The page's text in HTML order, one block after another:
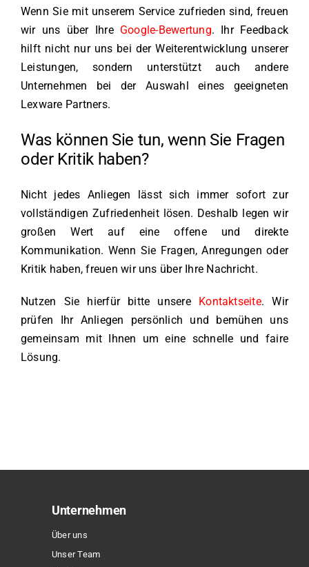
Wenn Sie mit unserem Service zufrieden sind, freuen
wir uns über Ihre Google-Bewertung. Ihr Feedback
hilft nicht nur uns bei der Weiterentwicklung unserer
Leistungen, sondern unterstützt auch andere
Unternehmen bei der Auswahl eines geeigneten
Lexware Partners.
Was können Sie tun, wenn Sie Fragen
oder Kritik haben?
Nicht jedes Anliegen lässt sich immer sofort zur
vollständigen Zufriedenheit lösen. Deshalb legen wir
großen Wert auf eine offene und direkte
Kommunikation. Wenn Sie Fragen, Anregungen oder
Kritik haben, freuen wir uns über Ihre Nachricht.
Nutzen Sie hierfür bitte unsere Kontaktseite. Wir
prüfen Ihr Anliegen persönlich und bemühen uns
gemeinsam mit Ihnen um eine schnelle und faire
Lösung.
Unternehmen
Über uns
Unser Team